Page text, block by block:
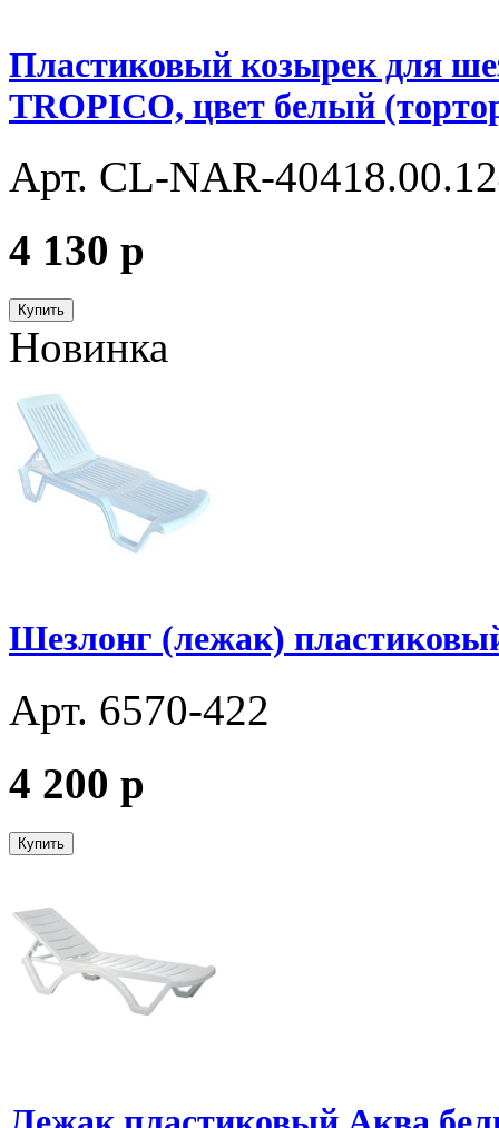
Пластиковый козырек для
TROPICO, цвет белый
Арт. CL-NAR-
4 130 p
Купить
Новинка
Шезлонг (лежак)
Арт. 6570-422
4 200 p
Купить